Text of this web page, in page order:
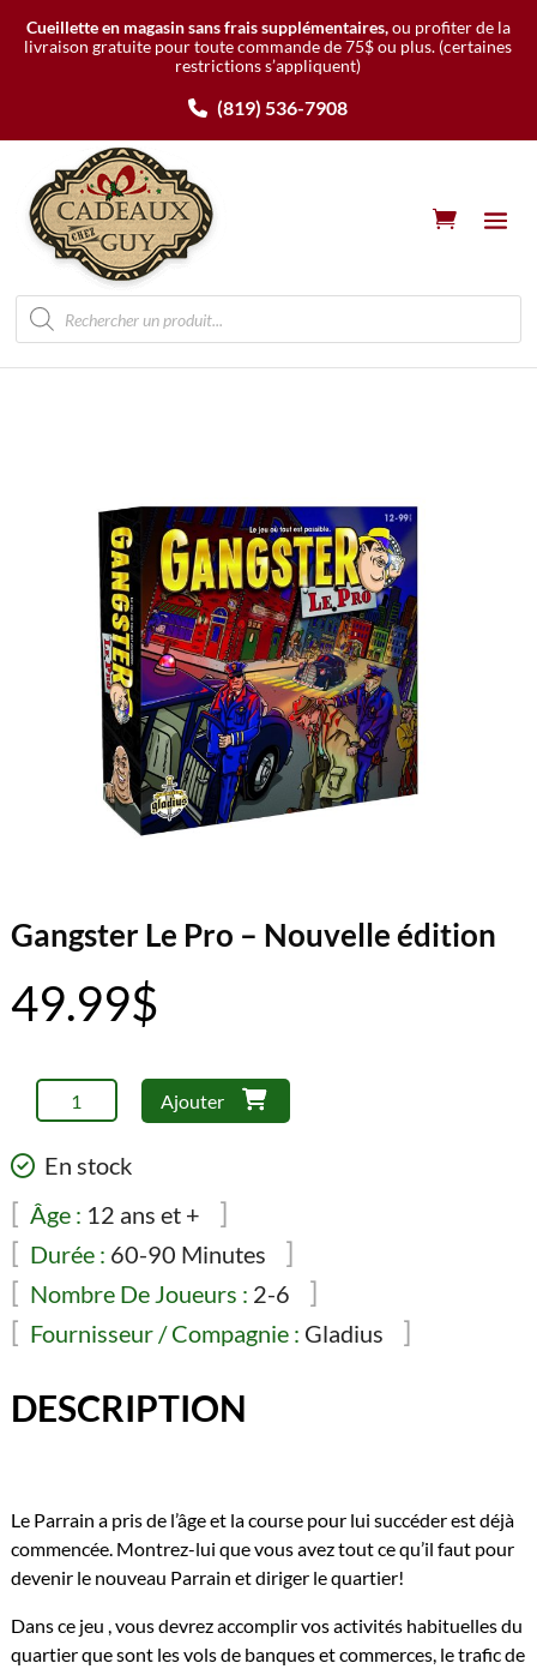
Cueillette en magasin sans frais supplémentaires,ou profiter de la
livraison gratuite pour toute commande de 75$ ou plus. (certaines
restrictions s’appliquent)
(819) 536-7908
Recherche
de
produits
Gangster Le Pro – Nouvelle édition
49.99$
quantité
de
Le
Pro
Nouvelle
édition
Ajouter
En stock
Âge : 12 ans et +
Durée : 60-90 Minutes
Nombre De Joueurs : 2-6
Fournisseur / Compagnie : Gladius
DESCRIPTION
Le Parrain a pris de l’âge et la course pour lui succéder est déjà
commencée. Montrez-lui que vous avez tout ce qu’il faut pour
devenir le nouveau Parrain et diriger le quartier!
Dans ce jeu , vous devrez accomplir vos activités habituelles du
quartier que sont les vols de banques et commerces, le trafic de